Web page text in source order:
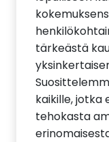
tärkeästä
kaikille, jotka
tehokasta